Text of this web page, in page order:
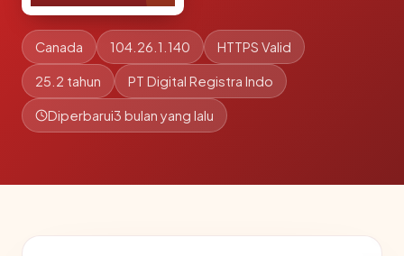
Canada 104.26.1.140 HTTPS Valid
25.2 tahun PT Digital Registra Indo
Diperbarui3 bulan yang lalu